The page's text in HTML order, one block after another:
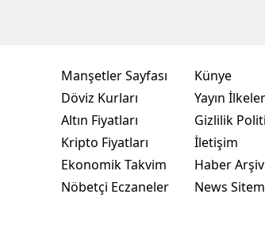
Manşetler Sayfası
Döviz Kurları
Altın Fiyatları
Kripto Fiyatları
Ekonomik Takvim
Nöbetçi Eczaneler
Künye
Yayın
Gizlilik
İletişim
Haber
News